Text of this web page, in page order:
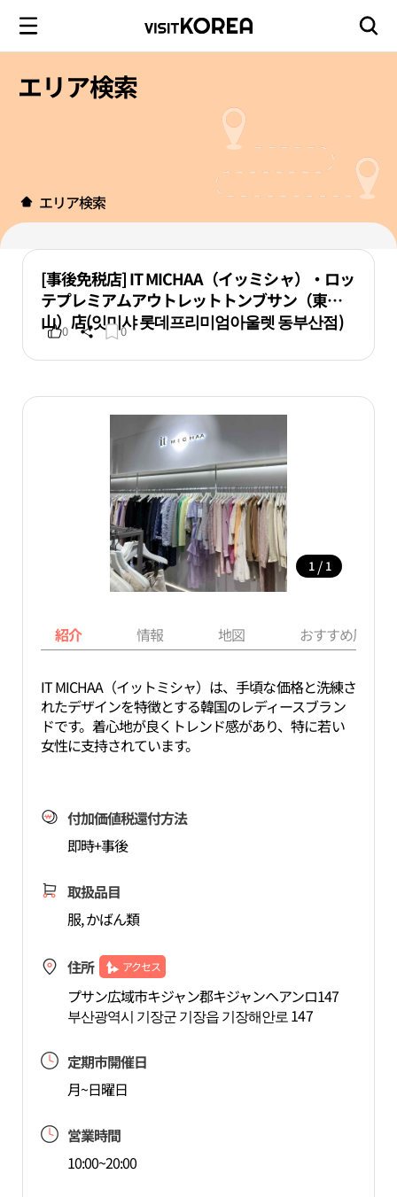
エリア検索
エリア検索
[事後免税店] IT MICHAA（イッミシャ）・ロッ
テプレミアムアウトレットトンブサン（東釜
山）店(잇미샤 롯데프리미엄아울렛 동부산점)
0 0
1 / 1
紹介 情報 地図 おすすめ周辺
IT MICHAA（イットミシャ）は、手頃な価格と洗練さ
れたデザインを特徴とする韓国のレディースブラン
ドです。着心地が良くトレンド感があり、特に若い
女性に支持されています。
付加価値税還付方法
即時+事後
取扱品目
服, かばん類
住所 アクセス
プサン広域市キジャン郡キジャンヘアンロ147
부산광역시 기장군 기장읍 기장해안로 147
定期市開催日
月~日曜日
営業時間
10:00~20:00